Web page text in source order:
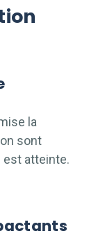
la
sont
est atteinte.